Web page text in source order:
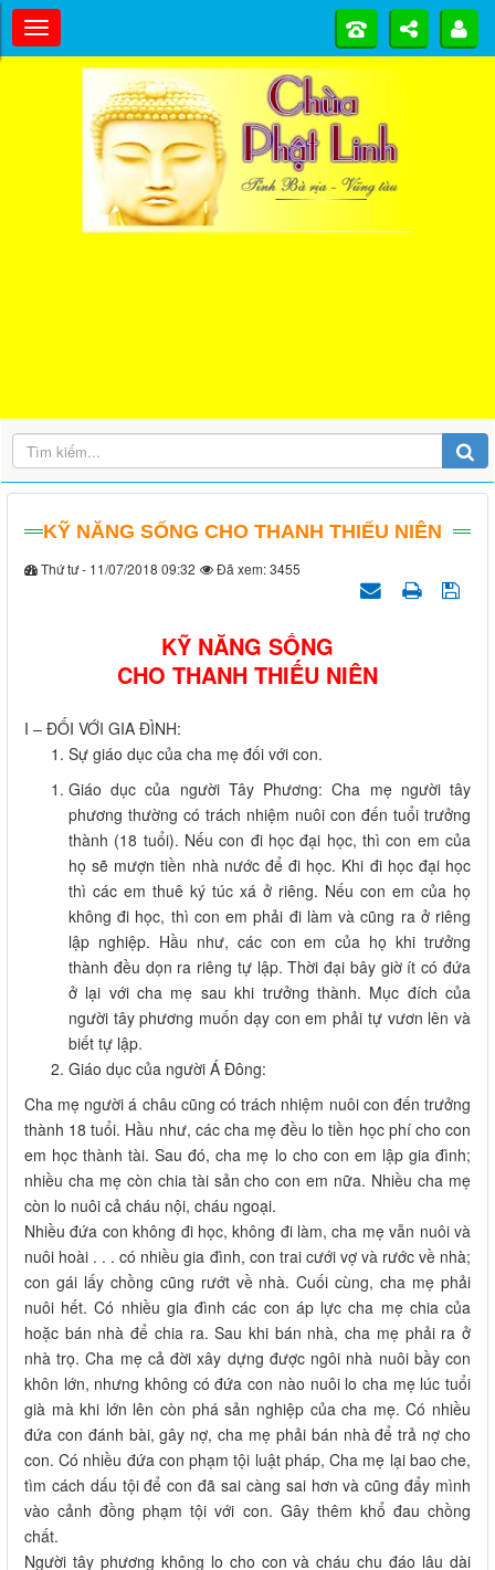
KỸ NĂNG SỐNG CHO THANH THIẾU NIÊN
Thứ tư - 11/07/2018 09:32 Đã xem: 3455
KỸ NĂNG SỐNG
CHO THANH THIẾU NIÊN
I – ĐỐI VỚI GIA ĐÌNH:
Sự giáo dục của cha mẹ đối với con.
Giáo dục của người Tây Phương: Cha mẹ người tây
phương thường có trách nhiệm nuôi con đến tuổi trưởng
thành (18 tuổi). Nếu con đi học đại học, thì con em của
họ sẽ mượn tiền nhà nước để đi học. Khi đi học đại học
thì các em thuê ký túc xá ở riêng. Nếu con em của họ
không đi học, thì con em phải đi làm và cũng ra ở riêng
lập nghiệp. Hầu như, các con em của họ khi trưởng
thành đều dọn ra riêng tự lập. Thời đại bây giờ ít có đứa
ở lại với cha mẹ sau khi trưởng thành. Mục đích của
người tây phương muốn dạy con em phải tự vươn lên và
biết tự lập.
Giáo dục của người Á Đông:
Cha mẹ người á châu cũng có trách nhiệm nuôi con đến trưởng
thành 18 tuổi. Hầu như, các cha mẹ đều lo tiền học phí cho con
em học thành tài. Sau đó, cha mẹ lo cho con em lập gia đình;
nhiều cha mẹ còn chia tài sản cho con em nữa. Nhiều cha mẹ
còn lo nuôi cả cháu nội, cháu ngoại.
Nhiều đứa con không đi học, không đi làm, cha mẹ vẫn nuôi và
nuôi hoài . . . có nhiều gia đình, con trai cưới vợ và rước về nhà;
con gái lấy chồng cũng rướt về nhà. Cuối cùng, cha mẹ phải
nuôi hết. Có nhiều gia đình các con áp lực cha mẹ chia của
hoặc bán nhà để chia ra. Sau khi bán nhà, cha mẹ phải ra ở
nhà trọ. Cha mẹ cả đời xây dựng được ngôi nhà nuôi bầy con
khôn lớn, nhưng không có đứa con nào nuôi lo cha mẹ lúc tuổi
già mà khi lớn lên còn phá sản nghiệp của cha mẹ. Có nhiều
đứa con đánh bài, gây nợ, cha mẹ phải bán nhà để trả nợ cho
con. Có nhiều đứa con phạm tội luật pháp, Cha mẹ lại bao che,
tìm cách dấu tội để con đã sai càng sai hơn và cũng đẩy mình
vào cảnh đồng phạm tội với con. Gây thêm khổ đau chồng
chất.
Người tây phương không lo cho con và cháu chu đáo lâu dài